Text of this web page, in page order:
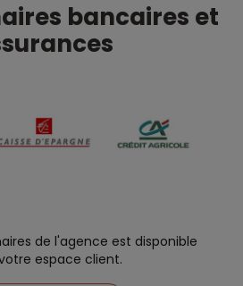
bancaires et
de l'agence est disponible
espace client.